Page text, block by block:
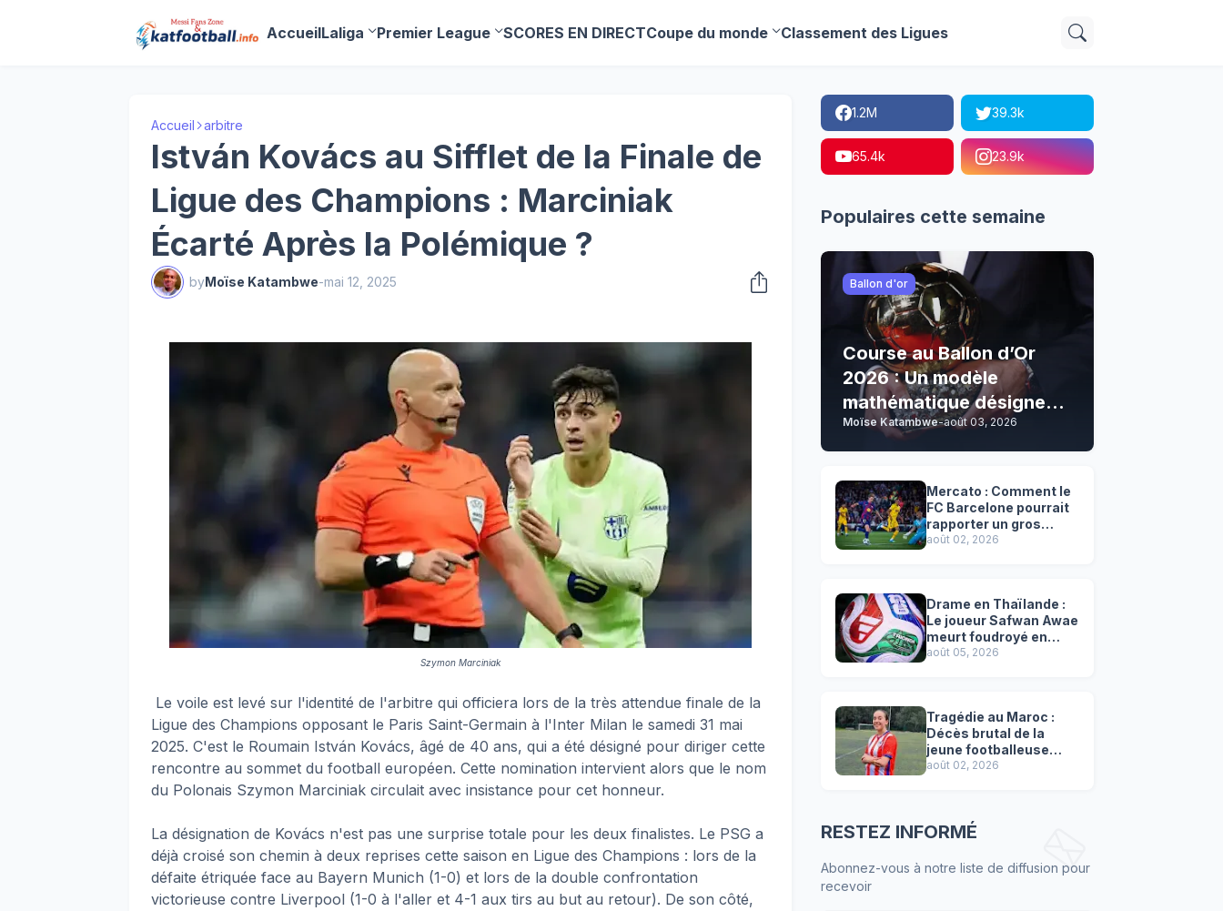
AccueilLaliga Premier League SCORES EN DIRECTCoupe du monde Classement des Ligues
Accueil arbitre
István Kovács au Sifflet de la Finale de
Ligue des Champions : Marciniak
Écarté Après la Polémique ?
byMoïse Katambwe-mai 12, 2025
Szymon Marciniak
Le voile est levé sur l'identité de l'arbitre qui officiera lors de la très attendue finale de la
Ligue des Champions opposant le Paris Saint-Germain à l'Inter Milan le samedi 31 mai
2025. C'est le Roumain István Kovács, âgé de 40 ans, qui a été désigné pour diriger cette
rencontre au sommet du football européen. Cette nomination intervient alors que le nom
du Polonais Szymon Marciniak circulait avec insistance pour cet honneur.
La désignation de Kovács n'est pas une surprise totale pour les deux finalistes. Le PSG a
déjà croisé son chemin à deux reprises cette saison en Ligue des Champions : lors de la
défaite étriquée face au Bayern Munich (1-0) et lors de la double confrontation
victorieuse contre Liverpool (1-0 à l'aller et 4-1 aux tirs au but au retour). De son côté,
1.2M 39.3k
65.4k 23.9k
Populaires cette semaine
Ballon d'or
Course au Ballon d’Or
2026 : Un modèle
mathématique désigne
son grand favori !
Moïse Katambwe-août 03, 2026
Mercato : Comment le
FC Barcelone pourrait
rapporter un gros
chèque inespéré à l’OM
août 02, 2026
Drame en Thaïlande :
Le joueur Safwan Awae
meurt foudroyé en
plein match
août 05, 2026
Tragédie au Maroc :
Décès brutal de la
jeune footballeuse
Faten Ben Amar El
août 02, 2026
RESTEZ INFORMÉ
Abonnez-vous à notre liste de diffusion pour
recevoir